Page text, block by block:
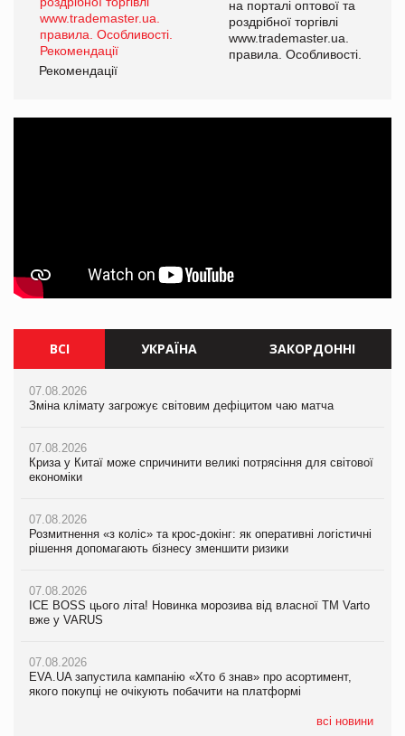
на порталі оптової та
роздрібної торгівлі
www.trademaster.ua.
правила. Особливості.
Рекомендації
ВСІ УКРАЇНА ЗАКОРДОННІ
07.08.2026
Зміна клімату загрожує світовим дефіцитом чаю матча
07.08.2026
Криза у Китаї може спричинити великі потрясіння для світової
економіки
07.08.2026
Розмитнення «з коліс» та крос-докінг: як оперативні логістичні
рішення допомагають бізнесу зменшити ризики
07.08.2026
ICE BOSS цього літа! Новинка морозива від власної ТМ Varto
вже у VARUS
07.08.2026
EVA.UA запустила кампанію «Хто б знав» про асортимент,
якого покупці не очікують побачити на платформі
всі новини
07.08.2026
Зміна клімату загрожує світовим дефіцитом чаю матча
07.08.2026
Криза у Китаї може спричинити великі потрясіння для світової
економіки
07.08.2026
Розмитнення «з коліс» та крос-докінг: як оперативні логістичні
рішення допомагають бізнесу зменшити ризики
07.08.2026
ICE BOSS цього літа! Новинка морозива від власної ТМ Varto
вже у VARUS
07.08.2026
EVA.UA запустила кампанію «Хто б знав» про асортимент,
якого покупці не очікують побачити на платформі
07.08.2026
Зміна клімату загрожує світовим дефіцитом чаю матча
07.08.2026
Криза у Китаї може спричинити великі потрясіння для світової
економіки
07.08.2026
Kraft Heinz скоротила збиток у першому півріччі
Продажі Hugo Boss впали на 9%